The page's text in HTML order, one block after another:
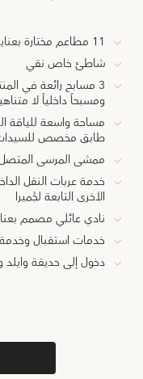
11 مطاعم مختارة بعناية
شاطئ خاص نقي
3 مسابح رائعة في
ومسبحاً داخلياً لا
مساحة واسعة للياقة
طابق مخصص
ممشى المرسى
خدمة عربات النقل
الأخرى التابعة لجُميرا
نادي عائلي مصمم
خدمات استقبال
دخول إلى حديقة وايلد